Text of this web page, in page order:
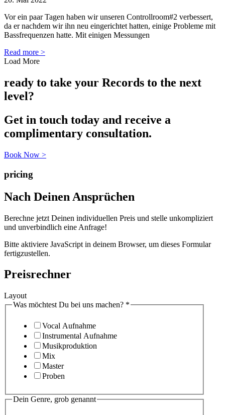
Vor ein paar Tagen haben wir unseren Controllroom#2 verbessert,
da er nachdem wir ihn neu eingerichtet hatten, einige Probleme mit
Bassfrequenzen hatte. Mit einigen Messungen
Read more >
Load More
ready to take your Records to the next
level?
Get in touch today and receive a
complimentary consultation.
Book Now >
pricing
Nach Deinen Ansprüchen
Berechne jetzt Deinen individuellen Preis und stelle unkompliziert
und unverbindlich eine Anfrage!
Bitte aktiviere JavaScript in deinem Browser, um dieses Formular
fertigzustellen.
Preisrechner
Layout
Was möchtest Du bei uns machen? *
Vocal Aufnahme
Instrumental Aufnahme
Musikproduktion
Mix
Master
Proben
Dein Genre, grob genannt